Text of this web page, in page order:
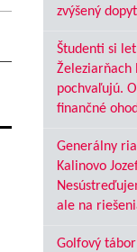
zvýšený
Študenti si
Železiarňach
pochvaľujú.
finančné
Generálny
Kalinovo
ale na
Golfový